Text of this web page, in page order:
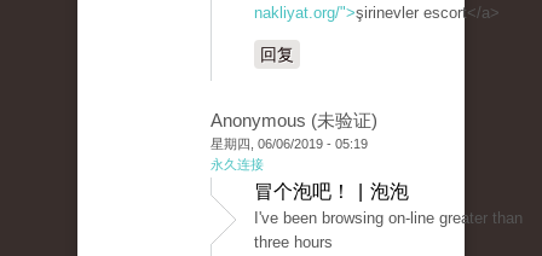
nakliyat.org/">şirinevler escort</a>
回复
Anonymous (未验证)
星期四, 06/06/2019 - 05:19
永久连接
冒个泡吧！ | 泡泡
I've been browsing on-line greater than
three hours